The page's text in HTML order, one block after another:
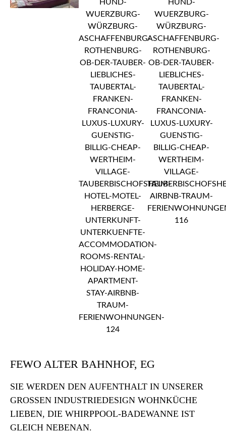
FEWO ALTER BAHNHOF, EG
SIE WERDEN DEN AUFENTHALT IN UNSERER
GROSSEN INDUSTRIEDESIGN WOHNKÜCHE L
IEBEN, DIE WHIRPPOOL-BADEWANNE IST G
LEICH NEBENAN.